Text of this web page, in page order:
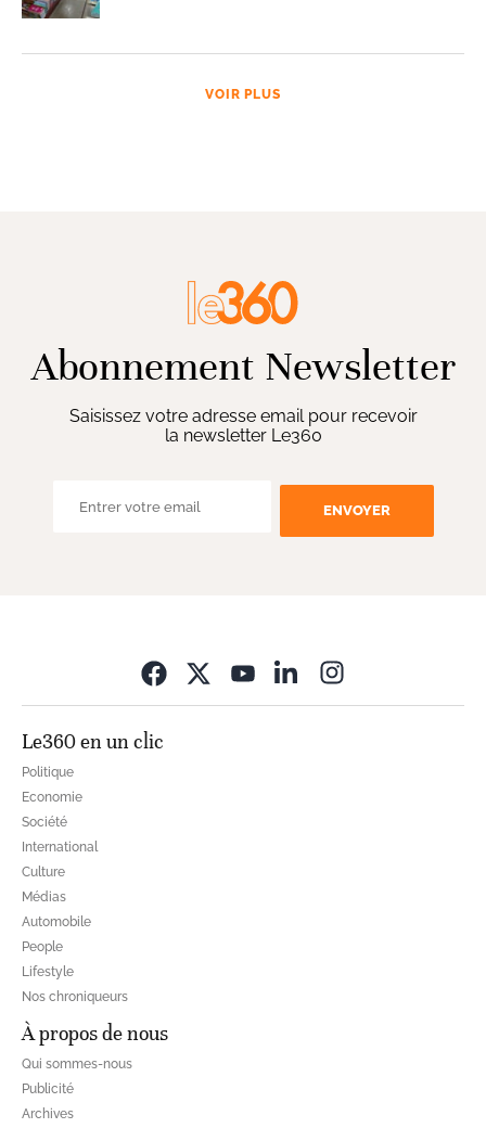
VOIR PLUS
Abonnement Newsletter
Saisissez votre adresse email pour recevoir
la newsletter Le360
ENVOYER
Le360 en un clic
Politique
Economie
Société
International
Culture
Médias
Automobile
People
Lifestyle
Nos chroniqueurs
À propos de nous
Qui sommes-nous
Publicité
Archives